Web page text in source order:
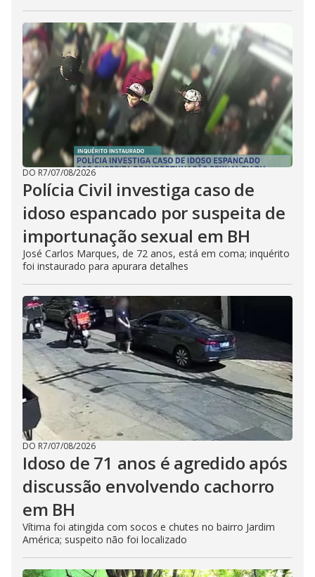
DO R7/07/08/2026
Polícia Civil investiga caso de
idoso espancado por suspeita de
importunação sexual em BH
José Carlos Marques, de 72 anos, está em coma; inquérito
foi instaurado para apurara detalhes
DO R7/07/08/2026
Idoso de 71 anos é agredido após
discussão envolvendo cachorro
em BH
Vítima foi atingida com socos e chutes no bairro Jardim
América; suspeito não foi localizado